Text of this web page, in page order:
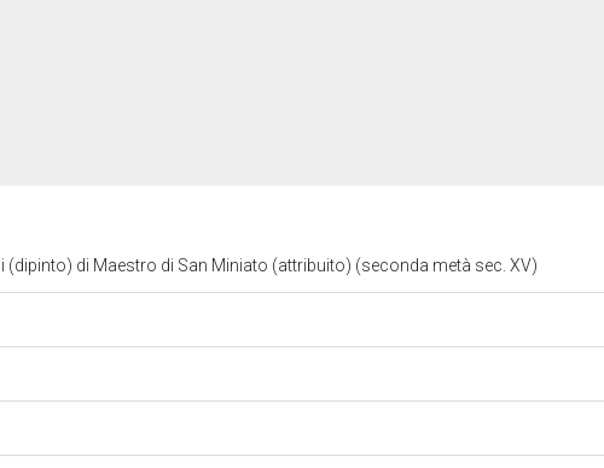
(dipinto) di Maestro di San Miniato (attribuito) (seconda metà sec. XV)